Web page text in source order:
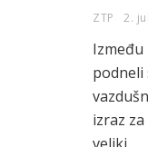
ZTP 2.
Između
podneli
izraz